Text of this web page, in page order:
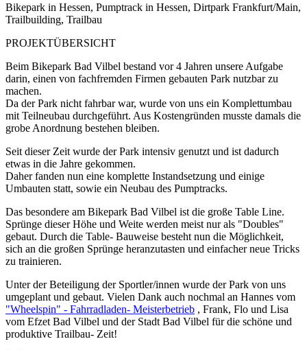
Bikepark in Hessen, Pumptrack in Hessen, Dirtpark Frankfurt/Main,
Trailbuilding, Trailbau
PROJEKTÜBERSICHT
Beim Bikepark Bad Vilbel bestand vor 4 Jahren unsere Aufgabe
darin, einen von fachfremden Firmen gebauten Park nutzbar zu
machen.
Da der Park nicht fahrbar war, wurde von uns ein Komplettumbau
mit Teilneubau durchgeführt. Aus Kostengründen musste damals die
grobe Anordnung bestehen bleiben.
Seit dieser Zeit wurde der Park intensiv genutzt und ist dadurch
etwas in die Jahre gekommen.
Daher fanden nun eine komplette Instandsetzung und einige
Umbauten statt, sowie ein Neubau des Pumptracks.
Das besondere am Bikepark Bad Vilbel ist die große Table Line.
Sprünge dieser Höhe und Weite werden meist nur als "Doubles"
gebaut. Durch die Table- Bauweise besteht nun die Möglichkeit,
sich an die großen Sprünge heranzutasten und einfacher neue Tricks
zu trainieren.
Unter der Beteiligung der Sportler/innen wurde der Park von uns
umgeplant und gebaut. Vielen Dank auch nochmal an Hannes vom
"Wheelspin" - Fahrradladen- Meisterbetrieb , Frank, Flo und Lisa
vom Efzet Bad Vilbel und der Stadt Bad Vilbel für die schöne und
produktive Trailbau- Zeit!